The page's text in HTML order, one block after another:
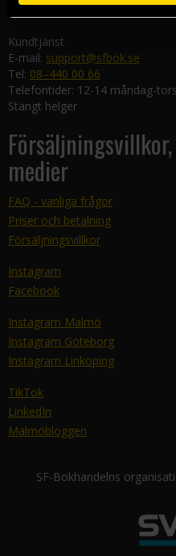
582 19 Linköping
Kundtjänst
E-mail: support@sfbok.se
Tel: 08–440 00 66
Telefontider: 12-14 måndag-
Stängt helger
medier
FAQ - vanliga frågor
Priser och betalning
Försäljningsvillkor
Instagram
Facebook
Instagram Malmö
Instagram Göteborg
Instagram Linköping
TikTok
LinkedIn
Malmöbloggen
SF-Bokhandelns